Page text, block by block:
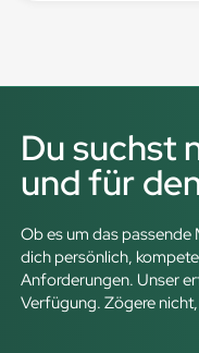
Du suchst
und für
Ob es um das
dich persönlich,
Anforderungen. Unser
Verfügung. Zögere